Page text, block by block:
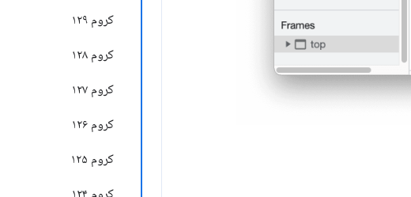
کروم ۱۲۹
کروم ۱۲۸
کروم ۱۲۷
کروم ۱۲۶
کروم ۱۲۵
کروم ۱۲۴